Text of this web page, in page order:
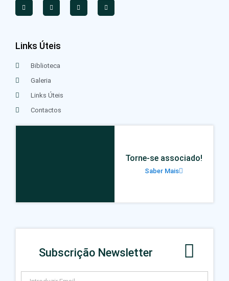
Links Úteis
Biblioteca
Galeria
Links Úteis
Contactos
Torne-se associado!
Saber Mais
Subscrição Newsletter